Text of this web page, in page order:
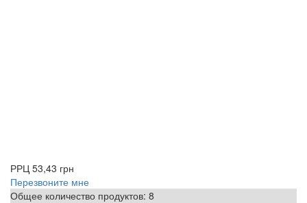
РРЦ 53,43 грн
Перезвоните мне
Общее количество продуктов: 8